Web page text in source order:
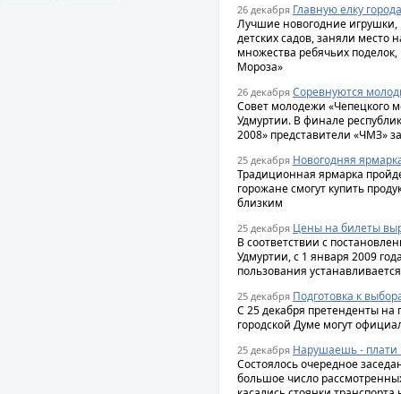
26 декабря Главную елку
Лучшие новогодние
детских садов, заняли место
множества ребячьих
Мороза»
26 декабря Соревнуются
Совет молодежи «Чепецкого
Удмуртии. В финале
2008» представители «ЧМЗ»
25 декабря Новогодняя
Традиционная ярмарка
горожане смогут купить
близким
25 декабря Цены на билеты
В соответствии с
Удмуртии, с 1 января 2009
пользования
25 декабря Подготовка к
С 25 декабря претенденты на
городской Думе могут
25 декабря Нарушаешь -
Состоялось очередное
большое число